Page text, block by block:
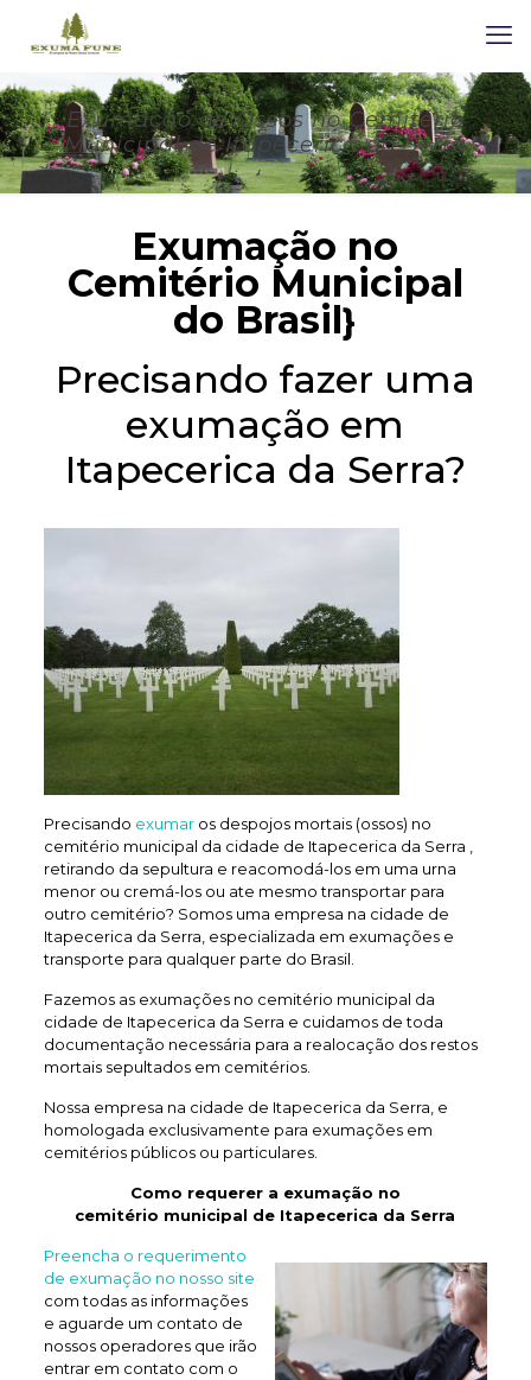
Exumação de Ossos no Cemitério
Municipal de Itapecerica da Serra
Exumação no
Cemitério Municipal
do Brasil}
Precisando fazer uma
exumação em
Itapecerica da Serra?
Precisando exumaros despojos mortais (ossos) no
cemitério municipal da cidade de Itapecerica da Serra ,
retirando da sepultura e reacomodá-los em uma urna
menor ou cremá-los ou ate mesmo transportar para
outro cemitério? Somos uma empresa na cidade de
Itapecerica da Serra, especializada em exumações e
transporte para qualquer parte do Brasil.
Fazemos as exumações no cemitério municipal da
cidade de Itapecerica da Serra e cuidamos de toda
documentação necessária para a realocação dos restos
mortais sepultados em cemitérios.
Nossa empresa na cidade de Itapecerica da Serra, e
homologada exclusivamente para exumações em
cemitérios públicos ou particulares.
Como requerer a exumação no
cemitério municipal de Itapecerica da Serra
Preencha o requerimento
de exumação no nosso site
com todas as informações
e aguarde um contato de
nossos operadores que irão
entrar em contato com o